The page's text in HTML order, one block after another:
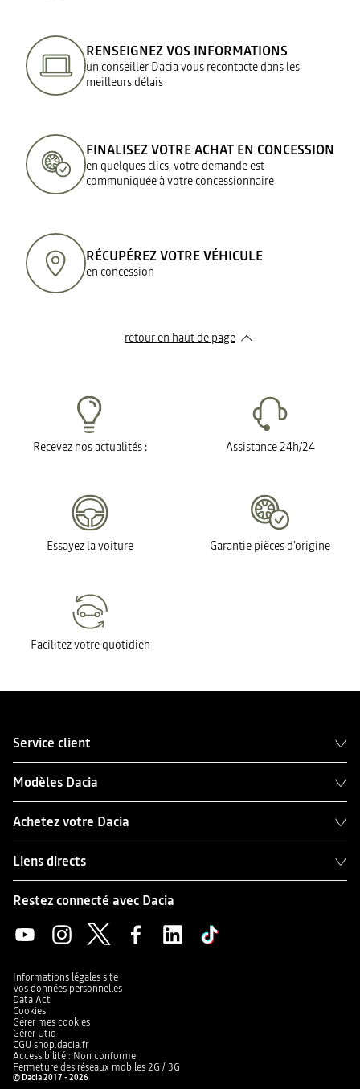
RENSEIGNEZ VOS INFORMATIONS
un conseiller Dacia vous recontacte dans les
meilleurs délais
FINALISEZ VOTRE ACHAT EN CONCESSION
en quelques clics, votre demande est
communiquée à votre concessionnaire
RÉCUPÉREZ VOTRE VÉHICULE
en concession
retour en haut de page​
Recevez nos actualités : Assistance 24h/24
Essayez la voiture Garantie pièces d'origine
Facilitez votre quotidien
Service client
Modèles Dacia
Achetez votre Dacia
Liens directs
Restez connecté avec Dacia
Informations légales site
Vos données personnelles
Data Act
Cookies
Gérer mes cookies
Gérer Utiq
CGU shop.dacia.fr
Accessibilité : Non conforme
Fermeture des réseaux mobiles 2G / 3G
© Dacia 2017 - 2026